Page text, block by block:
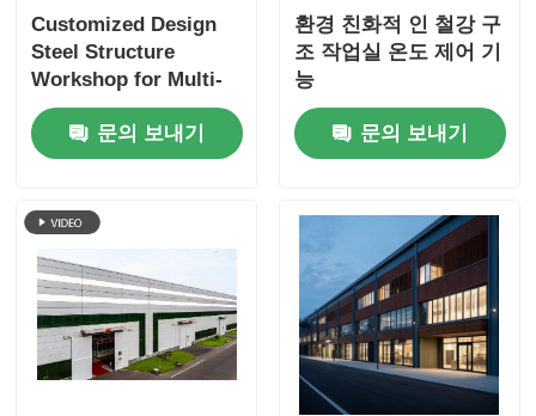
Customized Design
Steel Structure
Workshop for Multi-
building and
Warehouse with
Large-span Plants
Design for
문의 보내기
환경 친화적 인 철강 구
조 작업실 온도 제어 기
능
문의 보내기